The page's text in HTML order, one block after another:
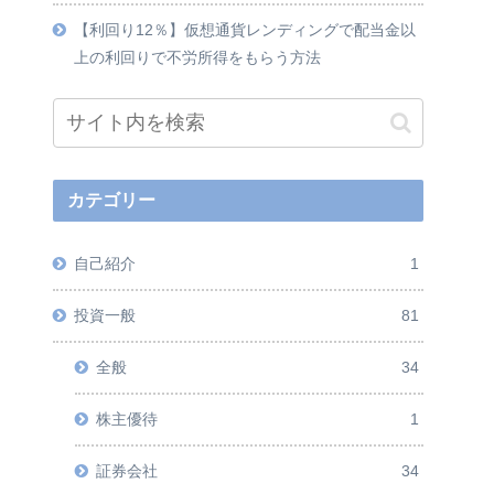
【利回り12％】仮想通貨レンディングで配当金以
上の利回りで不労所得をもらう方法
カテゴリー
自己紹介 1
投資一般 81
全般 34
株主優待 1
証券会社 34